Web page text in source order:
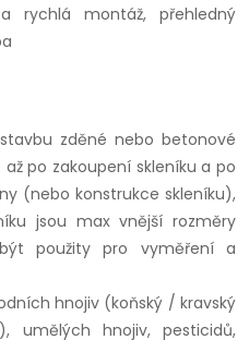
rychlá montáž, přehledný
zděné nebo betonové
po zakoupení skleníku a po
(nebo konstrukce skleníku),
jsou max vnější rozměry
použity pro vyměření a
hnojiv (koňský / kravský
umělých hnojiv, pesticidů,